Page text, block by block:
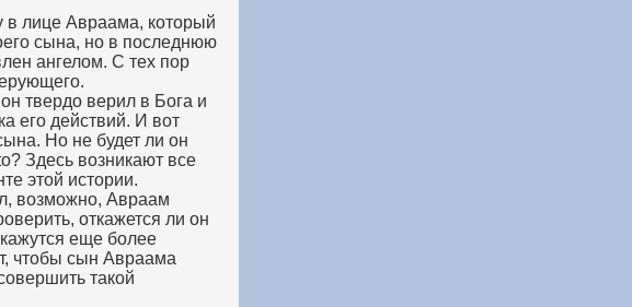
в лице Авраама, который
сына, но в последнюю
ангелом. С тех пор
твердо верил в Бога и
его действий. И вот
Но не будет ли он
Здесь возникают все
этой истории.
возможно, Авраам
откажется ли он
еще более
чтобы сын Авраама
такой